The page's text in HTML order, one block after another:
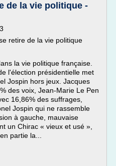
de la vie politique -
retire de la vie politique
la vie politique française.
l'élection présidentielle met
Jospin hors jeux. Jacques
des voix, Jean-Marie Le Pen
16,86% des suffrages,
Jospin qui ne rassemble
à gauche, mauvaise
un Chirac « vieux et usé »,
partie la...